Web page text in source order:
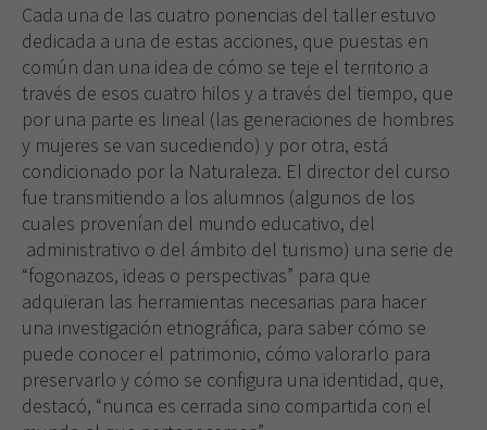
Cada una de las cuatro ponencias del taller estuvo
dedicada a una de estas acciones, que puestas en
común dan una idea de cómo se teje el territorio a
través de esos cuatro hilos y a través del tiempo, que
por una parte es lineal (las generaciones de hombres
y mujeres se van sucediendo) y por otra, está
condicionado por la Naturaleza. El director del curso
fue transmitiendo a los alumnos (algunos de los
cuales provenían del mundo educativo, del
administrativo o del ámbito del turismo) una serie de
“fogonazos, ideas o perspectivas” para que
adquieran las herramientas necesarias para hacer
una investigación etnográfica, para saber cómo se
puede conocer el patrimonio, cómo valorarlo para
preservarlo y cómo se configura una identidad, que,
destacó, “nunca es cerrada sino compartida con el
Necesarias
Estas
cookies no
opcionales.
Son
necesarias
para que